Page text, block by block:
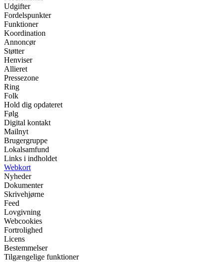
Udgifter
Fordelspunkter
Funktioner
Koordination
Annoncør
Støtter
Henviser
Allieret
Pressezone
Ring
Folk
Hold dig opdateret
Følg
Digital kontakt
Mailnyt
Brugergruppe
Lokalsamfund
Links i indholdet
Webkort
Nyheder
Dokumenter
Skrivehjørne
Feed
Lovgivning
Webcookies
Fortrolighed
Licens
Bestemmelser
Tilgængelige funktioner